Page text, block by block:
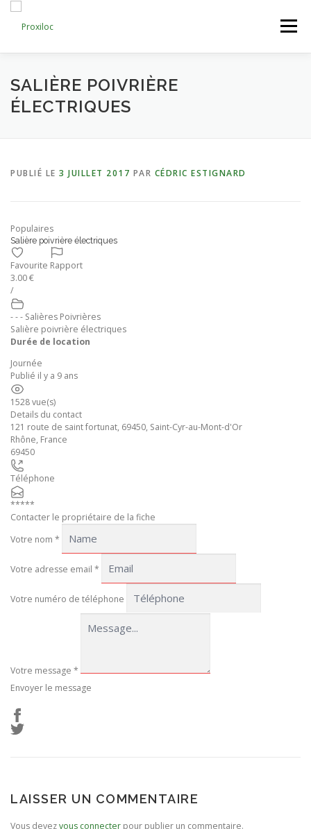
contenu
Menu
CATEGORIES AJOUTER UNE ANNONCE
SALIÈRE POIVRIÈRE
ÉLECTRIQUES
PUBLIÉ LE 3 JUILLET 2017 PAR CÉDRIC ESTIGNARD
Populaires
Salière poivrière électriques
Favourite Rapport
3.00 €
/
- - - Salières Poivrières
Salière poivrière électriques
Durée de location
Journée
Publié il y a 9 ans
1528 vue(s)
Details du contact
121 route de saint fortunat, 69450, Saint-Cyr-au-Mont-d'Or
Rhône, France
69450
Téléphone
*****
Contacter le propriétaire de la fiche
Votre nom *
Votre adresse email *
Votre numéro de téléphone
Votre message *
Envoyer le message
LAISSER UN COMMENTAIRE
Vous devezvous connecter pour publier un commentaire.